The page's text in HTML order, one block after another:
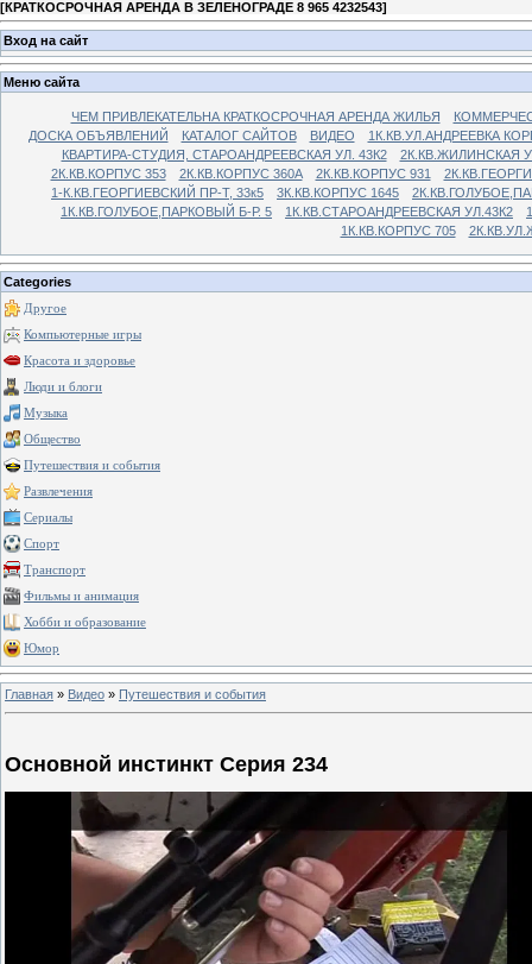
[КРАТКОСРОЧНАЯ АРЕНДА В ЗЕЛЕНОГРАДЕ 8 965 4232543]
Вход на сайт
Меню сайта
ЧЕМ ПРИВЛЕКАТЕЛЬНА КРАТКОСРОЧНАЯ АРЕНДА ЖИЛЬЯ
ДОСКА ОБЪЯВЛЕНИЙ
КАТАЛОГ САЙТОВ ВИДЕО
1К.КВ.УЛ.АНДРЕЕВКА
КВАРТИРА-СТУДИЯ, СТАРОАНДРЕЕВСКАЯ УЛ. 43К2
2К.КВ.ЖИЛИНСКАЯ
2К.КВ.КОРПУС 353
2К.КВ.КОРПУС 360А 2К.КВ.КОРПУС 931
1-К.КВ.ГЕОРГИЕВСКИЙ ПР-Т, 33к5
3К.КВ.КОРПУС 1645
1К.КВ.ГОЛУБОЕ,ПАРКОВЫЙ Б-Р. 5
1К.КВ.СТАРОАНДРЕЕВСКАЯ УЛ.43К2
1К.КВ.КОРПУС 705
Categories
Другое
Компьютерные игры
Красота и здоровье
Люди и блоги
Музыка
Общество
Путешествия и события
Развлечения
Сериалы
Спорт
Транспорт
Фильмы и анимация
Хобби и образование
Юмор
Главная » Видео » Путешествия и события
Основной инстинкт Серия 234